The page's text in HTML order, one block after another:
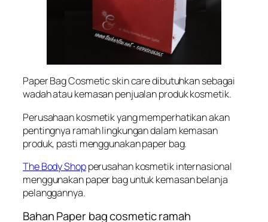
Paper Bag Cosmetic skin care dibutuhkan sebagai
wadah atau kemasan penjualan produk kosmetik.
Perusahaan kosmetik yang memperhatikan akan
pentingnya ramah lingkungan dalam kemasan
produk, pasti menggunakan paper bag.
The Body Shopperusahan kosmetik internasional
menggunakan paper bag untuk kemasan belanja
pelanggannya.
Bahan Paper bag cosmetic ramah